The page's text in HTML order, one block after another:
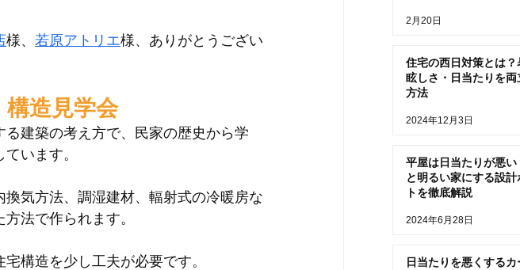
様、 若原アトリエ様、ありがとうござい
構造見学会
る建築の考え方で、民家の歴史から学
います。
換気方法、調湿建材、輻射式の冷暖房な
法で作られます。
構造を少し工夫が必要です。
2月20日
住宅の西日対策とは？
眩しさ・日当たりを両
方法
2024年12月3日
平屋は日当たりが悪い
と明るい家にする設計
トを徹底解説
2024年6月28日
日当たりを悪くするカ